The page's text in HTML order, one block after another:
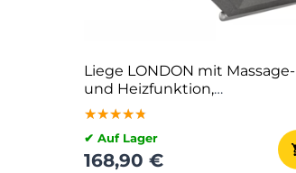
Liege LONDON mit Massage-
und Heizfunktion,
186×55×89cm, grau
★★★★★
★★★★★
★★★★★
✔ Auf Lager
168,90 €